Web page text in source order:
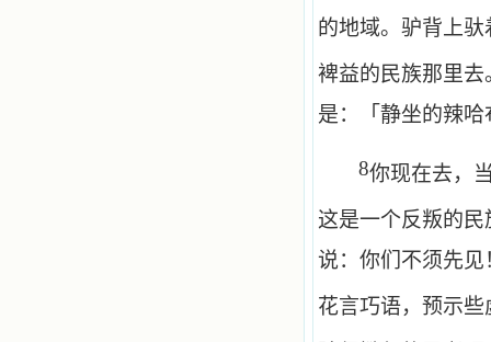
的地域。驴背上
裨益的民族那里
是：「静坐的辣
8你现在去，
这是一个反叛的
说：你们不须先
花言巧语，预示